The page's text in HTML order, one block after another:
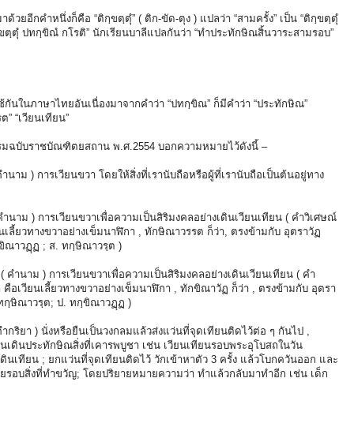
อีกคำหนึ่งก็คือ “ติกฺขตฺตุํ” ( ติก-ขัด-ตุง ) แปลว่า “สามครั้ง” เป็น “ติกฺขตฺตุํ
ตุํ ปทกฺขิณํ กโรติ” นักเรียนบาลีแปลกันว่า “ทำประทักษิณสิ้นวาระสามรอบ”
ในภาษาไทยอันเนื่องมาจากคำว่า “ปทกฺขิณ” ก็มีคำว่า “ประทักษิณ”
“เวียนเทียน”
บราชบัณฑิตยสถาน พ.ศ.2554 บอกความหมายไว้ดังนี้ –
ม ) การเวียนขวา โดยให้สิ่งที่เรานับถือหรือผู้ที่เรานับถือเป็นต้นอยู่ทาง
ม ) การเวียนขวาเพื่อความเป็นสิริมงคลอย่างเดินเวียนเทียน ( คำวิเศษณ์
เลี้ยวทางขวาอย่างเข็มนาฬิกา , ทักษิณาวรรต ก็ว่า, ตรงข้ามกับ อุตราวัฏ
ณาวฏฺฏ ; ส. ทกฺษิณาวรฺต )
าม ) การเวียนขวาเพื่อความเป็นสิริมงคลอย่างเดินเวียนเทียน ( คำ
คือเวียนเลี้ยวทางขวาอย่างเข็มนาฬิกา , ทักขิณาวัฏ ก็ว่า , ตรงข้ามกับ อุตรา
กฺษิณาวรฺต; ป. ทกฺขิณาวฏฺฏ )
ยา ) นั่งหรือยืนเป็นวงกลมแล้วส่งแว่นที่จุดเทียนติดไว้ต่อ ๆ กันไป ,
เดินประทักษิณสิ่งที่เคารพบูชา เช่น เวียนเทียนรอบพระอุโบสถในวัน
ดินเทียน ; ยกแว่นที่จุดเทียนติดไว้ วักเข้าหาตัว 3 ครั้ง แล้วโบกควันออก และ
รอบสิ่งที่ทำขวัญ; โดยปริยายหมายความว่า ทำแล้วกลับมาทำอีก เช่น เด็ก